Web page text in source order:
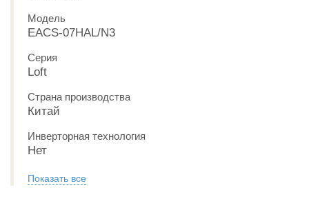
Модель
EACS-07HAL/N3
Серия
Loft
Страна производства
Китай
Инверторная технология
Нет
Показать все